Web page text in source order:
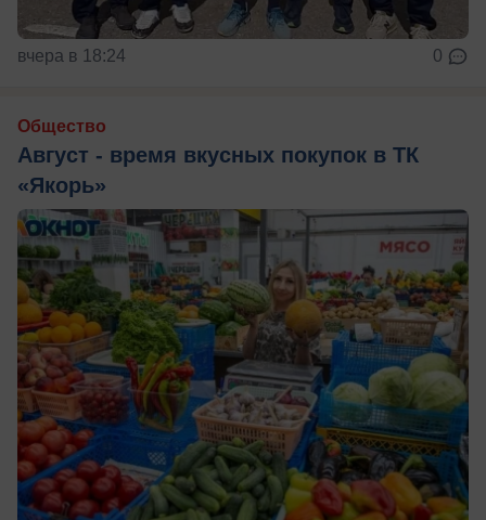
вчера в 18:24 0
Общество
Август - время вкусных покупок в ТК
«Якорь»